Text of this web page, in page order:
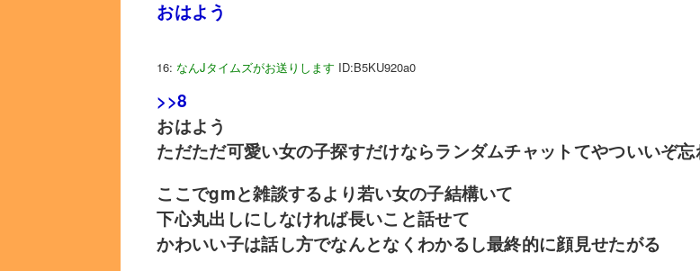
おはよう
16:なんJタイムズがお送りします ID:B5KU920a0
>>8
おはよう
ただただ可愛い女の子探すだけならランダムチャットてやついいぞ忘
ここでgmと雑談するより若い女の子結構いて
下心丸出しにしなければ長いこと話せて
かわいい子は話し方でなんとなくわかるし最終的に顔見せたがる